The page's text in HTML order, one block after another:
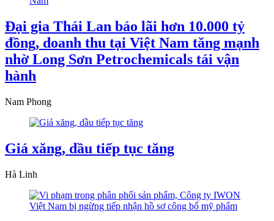
Đại gia Thái Lan báo lãi hơn 10.000 tỷ
đồng, doanh thu tại Việt Nam tăng mạnh
nhờ Long Sơn Petrochemicals tái vận
hành
Nam Phong
Giá xăng, dầu tiếp tục tăng
Hà Linh